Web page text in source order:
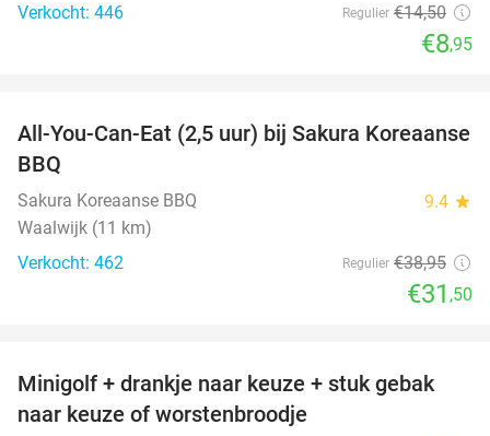
Verkocht: 446
Regulier €14,50
€8,95
19%
All-You-Can-Eat (2,5 uur) bij Sakura Koreaanse
BBQ
Sakura Koreaanse BBQ 9.4 star
Waalwijk (11 km)
Verkocht: 462
Regulier €38,95
€31 ,50
43%
Minigolf + drankje naar keuze + stuk gebak
naar keuze of worstenbroodje